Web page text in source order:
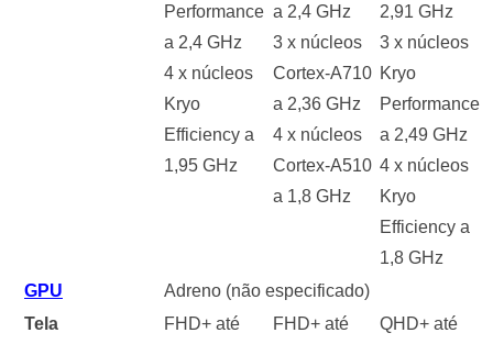
Performance
a 2,4 GHz
4 x núcleos
Kryo
Efficiency a
1,95 GHz
a 2,4 GHz
3 x núcleos
Cortex-A710
a 2,36 GHz
4 x núcleos
Cortex-A510
a 1,8 GHz
2,91 GHz
3 x núcleos
Kryo
Performance
a 2,49 GHz
4 x núcleos
Kryo
Efficiency a
1,8 GHz
GPU
Adreno (não especificado)
Tela
FHD+ até
FHD+ até
QHD+ até